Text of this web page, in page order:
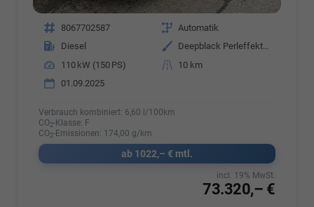
Fahrzeugnr. 8067702587 Getriebe Automatik
Kraftstoff
Diesel Außenfarbe
Deepblack Perleffekt/Fortanarot Metallic
Leistung
110 kW (150 PS) Kilometerstand
10 km
01.09.2025
Verbrauch kombiniert: 6,60 l/100km
CO2-Klasse: F
CO2-Emissionen: 174,00 g/km
ab 1022,– € mtl.
73.320,– €
incl. 19% MwSt.